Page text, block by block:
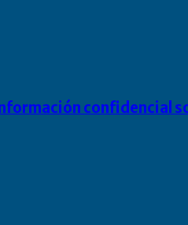
confidencial